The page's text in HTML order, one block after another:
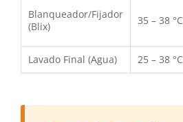
Blanqueador/Fijador
(Blix)
35 – 38 °C
Lavado Final (Agua) 25 – 38 °C